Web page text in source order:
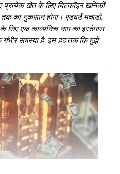
प्रत्येक खेत के लिए बिटकॉइन खनिकों
का नुकसान होगा। एडवर्ड मचाडो,
के लिए एक काल्पनिक नाम का इस्तेमाल
गंभीर समस्या है, इस हद तक कि मुझे